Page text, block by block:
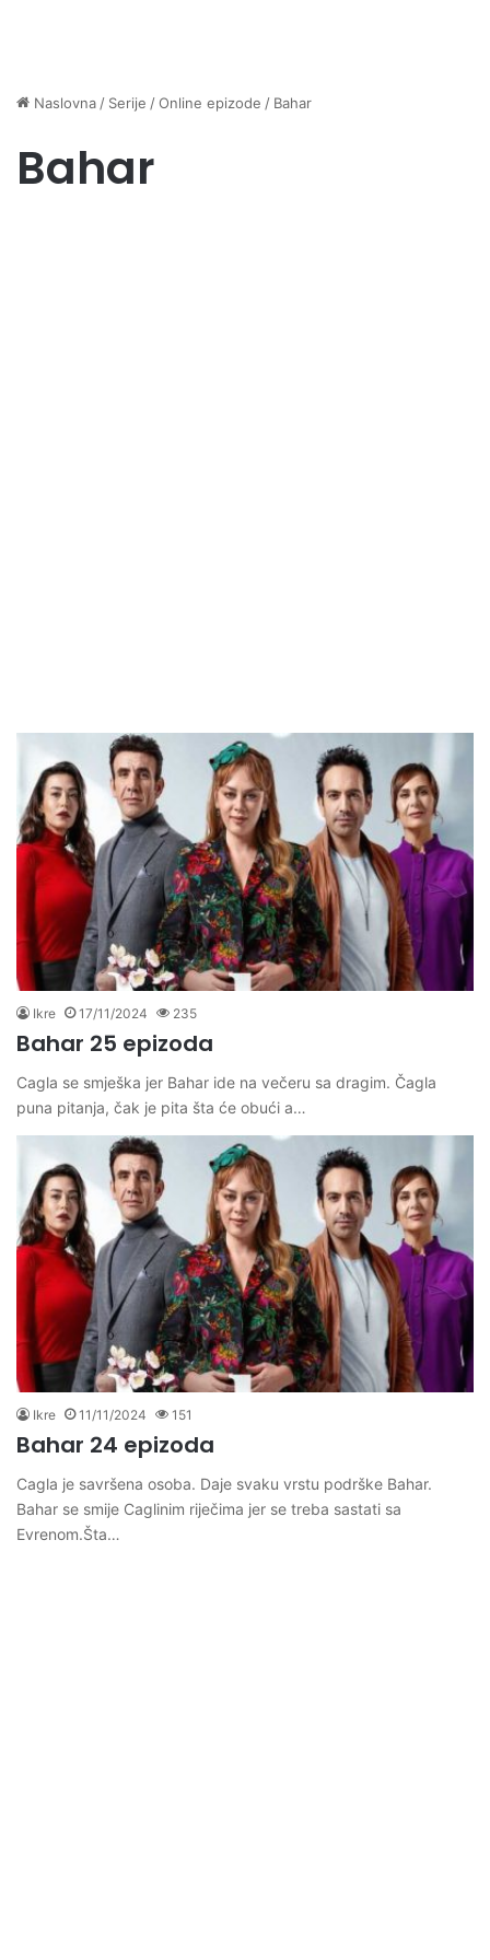
Naslovna / Serije /Online epizode / Bahar
Bahar
Ikre 17/11/2024 235
Bahar 25 epizoda
Cagla se smješka jer Bahar ide na večeru sa dragim. Čagla
puna pitanja, čak je pita šta će obući a…
Ikre 11/11/2024 151
Bahar 24 epizoda
Cagla je savršena osoba. Daje svaku vrstu podrške Bahar.
Bahar se smije Caglinim riječima jer se treba sastati sa
Evrenom.Šta…